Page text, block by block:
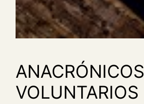
ANACRÓNICOS
VOLUNTARIOS